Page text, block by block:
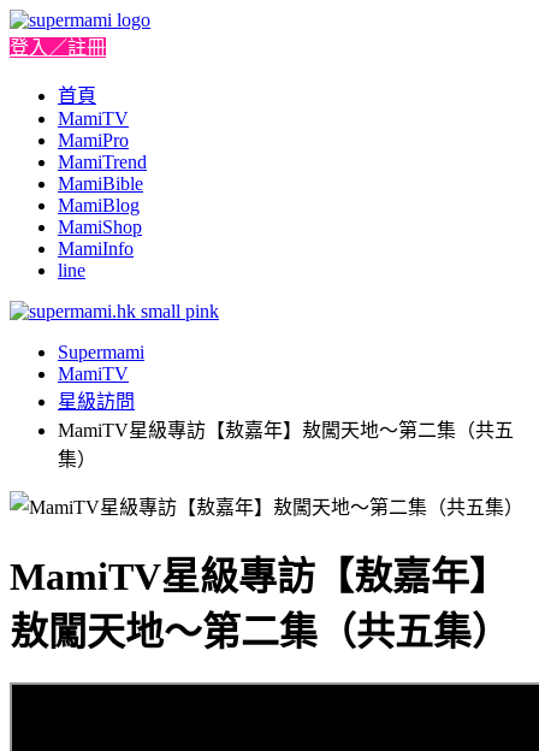
登入／註冊
首頁
MamiTV
MamiPro
MamiTrend
MamiBible
MamiBlog
MamiShop
MamiInfo
line
Supermami
MamiTV
星級訪問
MamiTV星級專訪【敖嘉年】敖闖天地～第二集（共五
集）
MamiTV星級專訪【敖嘉年】
敖闖天地～第二集（共五集）